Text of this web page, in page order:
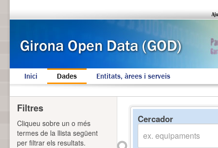
Inici Dades Entitats, àrees i serveis
Cercador
Filtres
Cliqueu sobre un o més
termes de la llista següent
per filtrar els resultats.